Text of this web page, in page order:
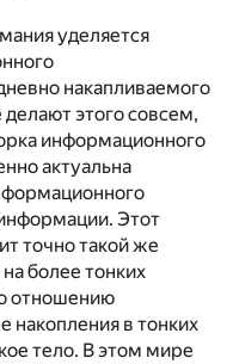
уделяется
накапливаемого
этого совсем,
информационного
актуальна
Этот
точно такой же
более тонких
отношению
накопления в тонких
тело. В этом мире